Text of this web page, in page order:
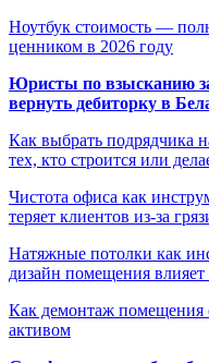
Ноутбук стоимость —
ценником в 2026 году
Юристы по взысканию
вернуть дебиторку в
Как выбрать подрядчика
тех, кто строится или
Чистота офиса как
теряет клиентов из-за
Натяжные потолки как
дизайн помещения
Как демонтаж помещения
активом